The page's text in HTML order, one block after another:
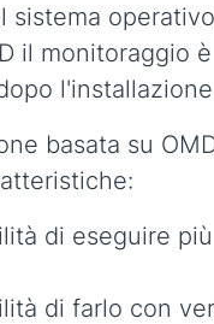
sistema
il monitoraggio
basata su
di eseguire
di farlo con